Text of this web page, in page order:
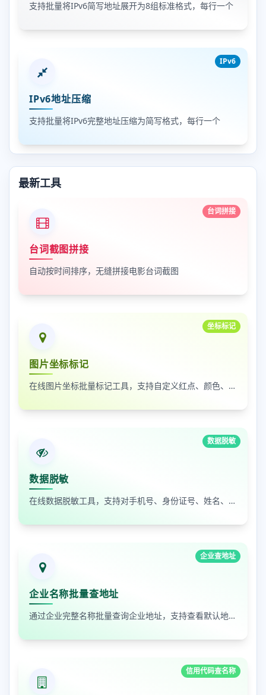
支持批量将IPv6简写地址展开为8组标准格式，每行一个
IPv6
IPv6地址压缩
支持批量将IPv6完整地址压缩为简写格式，每行一个
最新工具
台词拼接
台词截图拼接
自动按时间排序，无缝拼接电影台词截图
坐标标记
图片坐标标记
在线图片坐标批量标记工具，支持自定义红点、颜色、大小及序号
数据脱敏
数据脱敏
在线数据脱敏工具，支持对手机号、身份证号、姓名、邮箱等敏感数据进行批量脱敏处理，保护隐私安全
企业查地址
企业名称批量查地址
通过企业完整名称批量查询企业地址，支持查看默认地址、年报地址和注册地址，适合企业资料整理和工商信息核对
信用代码查名称